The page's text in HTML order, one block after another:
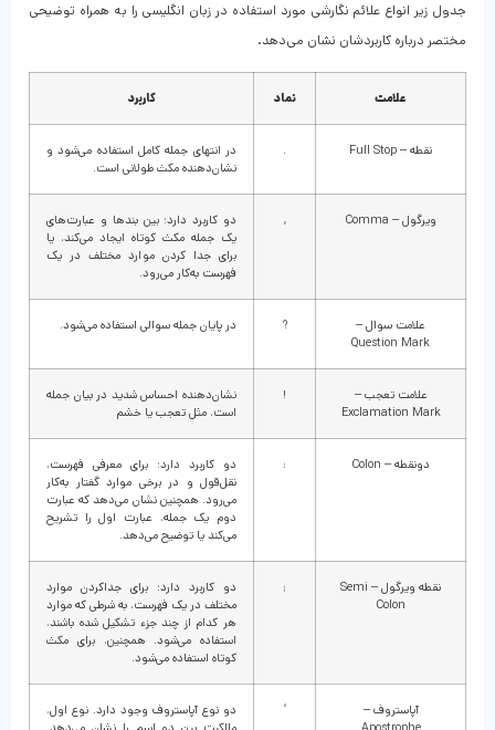
جدول زیر انواع علائم نگارشی مورد استفاده در زبان انگلیسی را به همراه توضیحی
مختصر درباره کاربردشان نشان می‌دهد.
علامت نماد کاربرد
نقطه – Full Stop .
در انتهای جمله کامل استفاده می‌شود و
نشان‌دهنده مکث طولانی است.
ویرگول – Comma ,
دو کاربرد دارد؛ بین بند‌ها و عبارت‌های
یک جمله مکث کوتاه ایجاد می‌کند، یا
برای جدا کردن موارد مختلف در یک
فهرست به‌کار می‌رود.
علامت سوال –
Question Mark
? در پایان جمله سوالی استفاده می‌شود.
علامت تعجب –
Exclamation Mark
!
نشان‌دهنده احساس شدید در بیان جمله
است، مثل تعجب یا خشم
دونقطه – Colon :
دو کاربرد دارد؛ برای معرفی فهرست،
نقل‌قول و در برخی موارد گفتار به‌کار
می‌رود. همچنین نشان می‌دهد که عبارت
دوم یک جمله، عبارت اول را تشریح
می‌کند یا توضیح می‌دهد.
نقطه ویرگول – Semi
Colon
;
دو کاربرد دارد؛ برای جداکردن موارد
مختلف در یک فهرست، به شرطی که موارد
هر کدام از چند جزء تشکیل شده باشند،
استفاده می‌شود. همچنین، برای مکث
کوتاه استفاده می‌شود.
آپاستروف –
‘
دو نوع آپاستروف وجود دارد. نوع اول،